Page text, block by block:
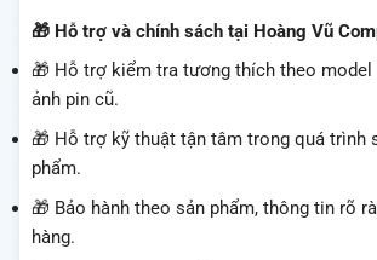
🎁 Hỗ trợ và chính sách tại Hoàng Vũ
🎁 Hỗ trợ kiểm tra tương thích theo model
ảnh pin cũ.
🎁 Hỗ trợ kỹ thuật tận tâm trong quá trình
phẩm.
🎁 Bảo hành theo sản phẩm, thông tin rõ
hàng.